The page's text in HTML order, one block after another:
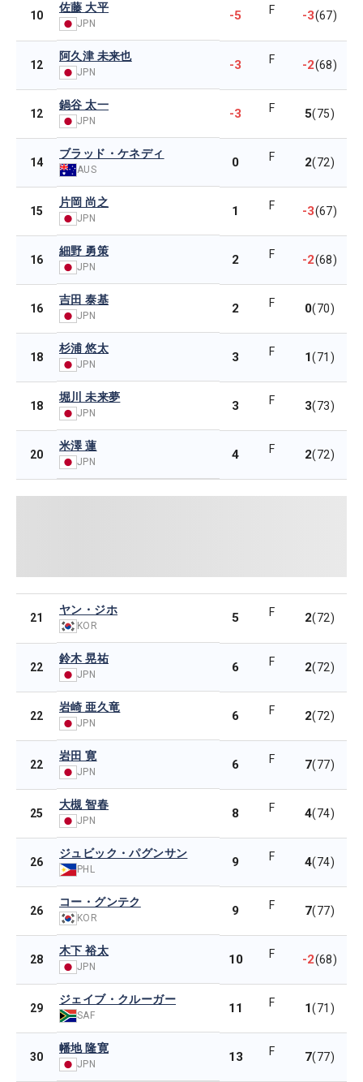
10
佐藤 大平
JPN
-5 F -3(67)
12
阿久津 未来也
JPN -3 F -2(68)
12
鍋谷 太一
JPN -3 F 5(75)
14
ブラッド・ケネディ
AUS 0 F 2(72)
15
片岡 尚之
JPN 1 F -3(67)
16
細野 勇策
JPN 2 F -2(68)
16
吉田 泰基
JPN 2 F 0(70)
18
杉浦 悠太
JPN 3 F 1(71)
18
堀川 未来夢
JPN 3 F 3(73)
20
米澤 蓮
JPN 4 F 2(72)
21
ヤン・ジホ
KOR
5 F 2(72)
22
鈴木 晃祐
JPN 6 F 2(72)
22
岩崎 亜久竜
JPN 6 F 2(72)
22
岩田 寛
JPN 6 F 7(77)
25
大槻 智春
JPN 8 F 4(74)
26
ジュビック・パグンサン
PHL 9 F 4(74)
26
コー・グンテク
KOR 9 F 7(77)
28
木下 裕太
JPN 10 F -2(68)
29
ジェイブ・クルーガー
SAF 11 F 1(71)
30
幡地 隆寛
JPN 13 F 7(77)